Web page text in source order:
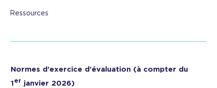
Ressources
Normes d’exercice d’évaluation (à compter du
1er janvier 2026)